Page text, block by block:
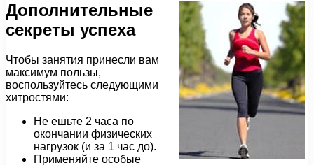
Дополнительные
секреты успеха
Чтобы занятия принесли вам
максимум пользы,
воспользуйтесь следующими
хитростями:
Не ешьте 2 часа по
окончании физических
нагрузок (и за 1 час до).
Применяйте особые